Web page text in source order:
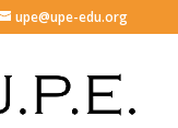
upe@upe-edu.org